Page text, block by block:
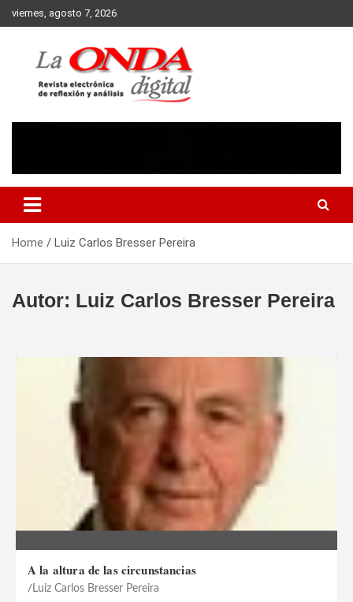
Skip
to
viernes, agosto 7, 2026
Home Luiz Carlos Bresser Pereira
Autor: Luiz Carlos Bresser Pereira
A la altura de las circunstancias
Luiz Carlos Bresser Pereira